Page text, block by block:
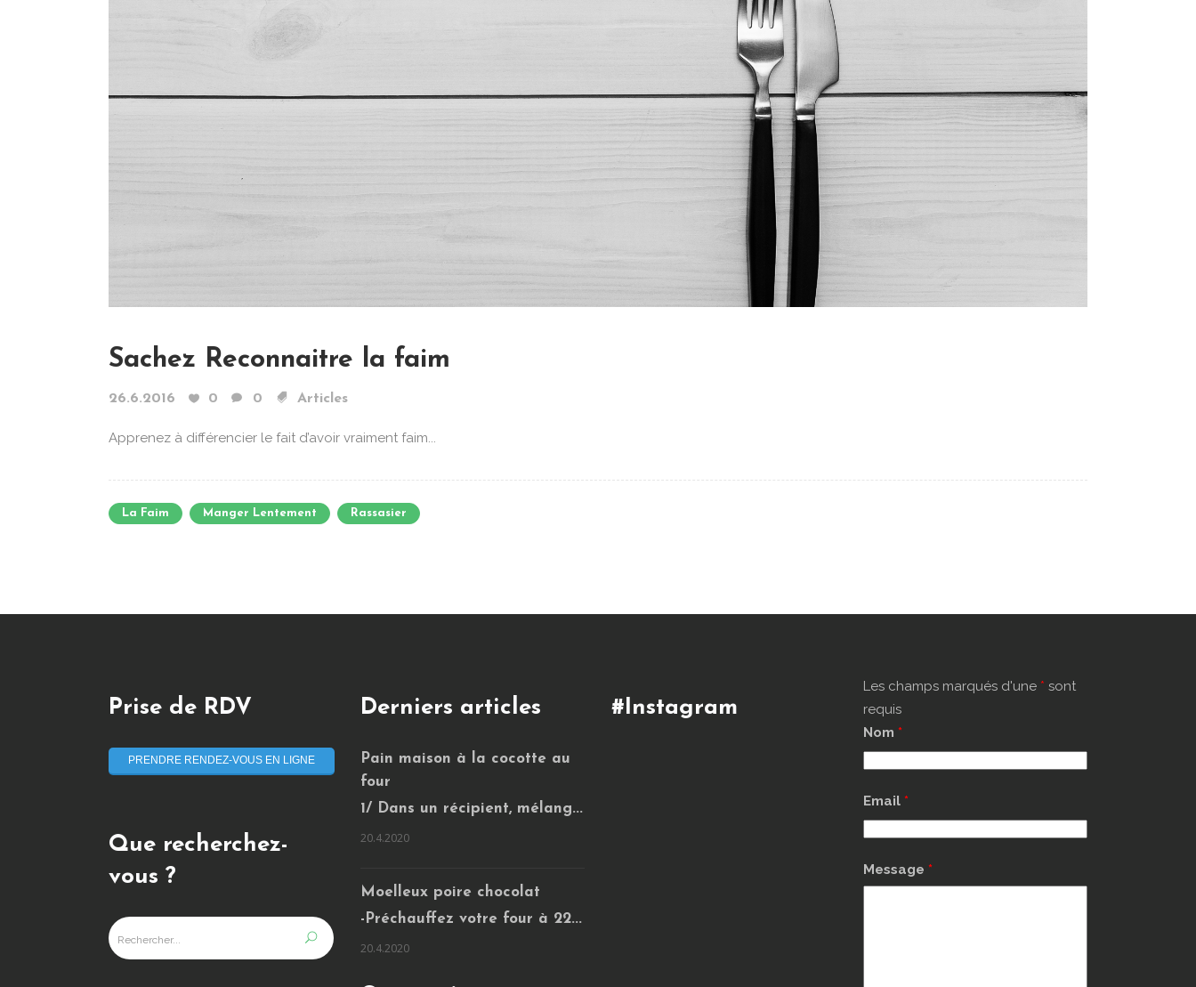
Sachez Reconnaitre la faim
26.6.2016 0 0 Articles
Apprenez à différencier le fait d’avoir vraiment faim...
La Faim Manger Lentement Rassasier
Prise de RDV
PRENDRE RENDEZ-VOUS EN LIGNE
Que recherchez-
vous ?
Derniers articles
Pain maison à la cocotte au
four
1/ Dans un récipient, mélang...
20.4.2020
Moelleux poire chocolat
-Préchauffez votre four à 22...
20.4.2020
#Instagram
Les champs marqués d'une * sont
requis
Nom *
Email *
Message *